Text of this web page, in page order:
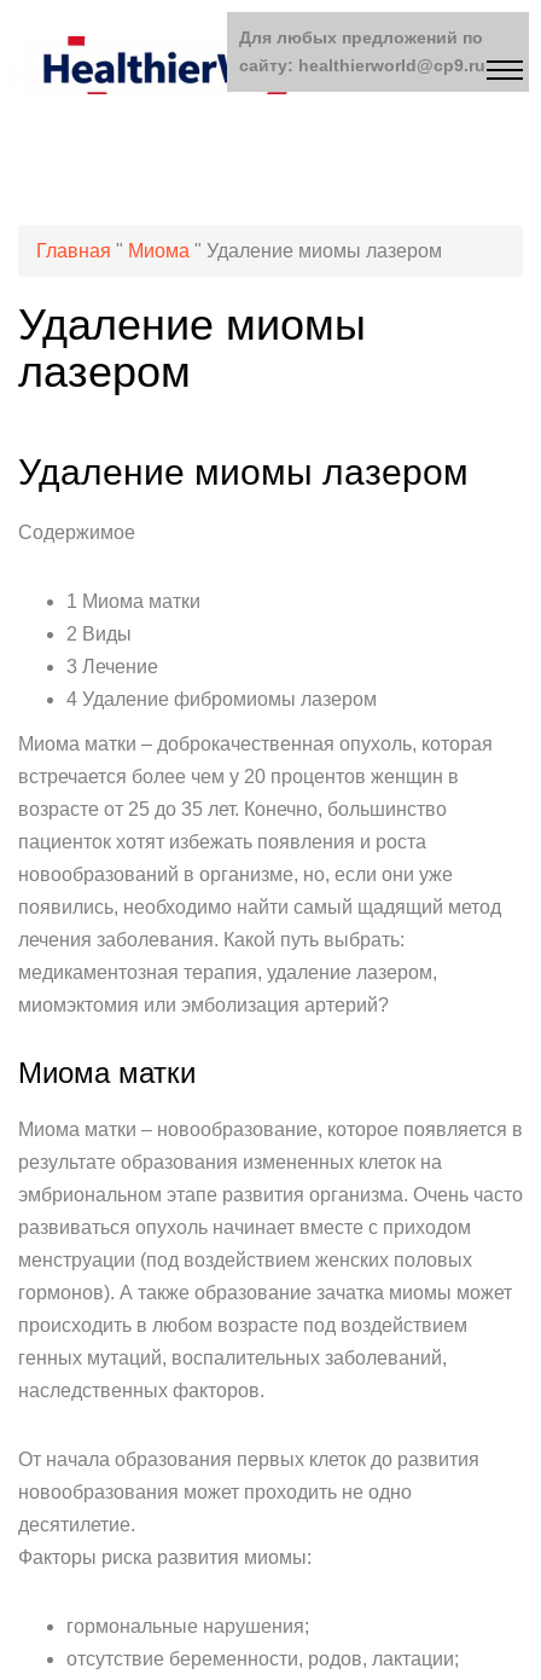
Главная " Миома " Удаление миомы лазером
Удаление миомы
лазером
Удаление миомы лазером
Содержимое
1 Миома матки
2 Виды
3 Лечение
4 Удаление фибромиомы лазером
Миома матки – доброкачественная опухоль, которая
встречается более чем у 20 процентов женщин в
возрасте от 25 до 35 лет. Конечно, большинство
пациенток хотят избежать появления и роста
новообразований в организме, но, если они уже
появились, необходимо найти самый щадящий метод
лечения заболевания. Какой путь выбрать:
медикаментозная терапия, удаление лазером,
миомэктомия или эмболизация артерий?
Миома матки
Миома матки – новообразование, которое появляется в
результате образования измененных клеток на
эмбриональном этапе развития организма. Очень часто
развиваться опухоль начинает вместе с приходом
менструации (под воздействием женских половых
гормонов). А также образование зачатка миомы может
происходить в любом возрасте под воздействием
генных мутаций, воспалительных заболеваний,
наследственных факторов.
От начала образования первых клеток до развития
новообразования может проходить не одно
десятилетие.
Факторы риска развития миомы:
гормональные нарушения;
отсутствие беременности, родов, лактации;
Для любых предложений по
сайту: healthierworld@cp9.ru